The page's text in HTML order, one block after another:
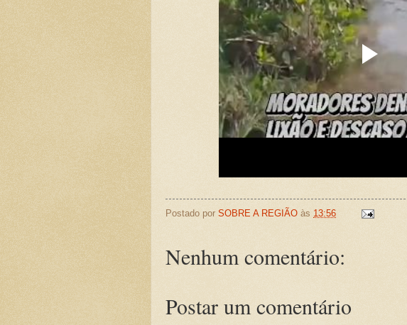
Postado por SOBRE A REGIÃO às 13:56
Nenhum comentário:
Postar um comentário